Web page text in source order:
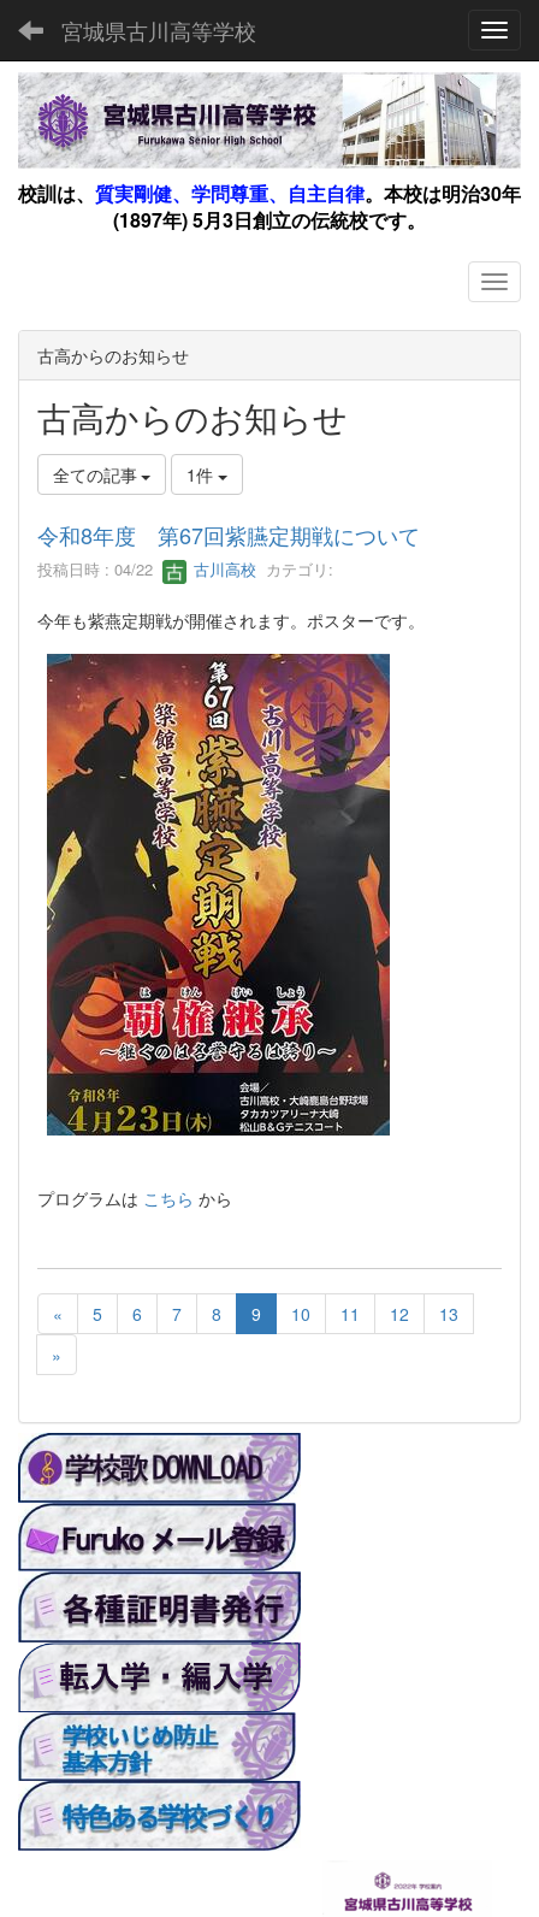
宮城県古川高等学校
校訓は、 質実剛健、学問尊重、自主自律。 本校は明治30年
(1897年) 5月3日創立の伝統校です。
古高からのお知らせ
古高からのお知らせ
全ての記事 1件
令和8年度 第67回紫臙定期戦について
投稿日時 : 04/22 古川高校 カテゴリ:
今年も紫燕定期戦が開催されます。ポスターです。
プログラムは こちら から
« 5 6 7 8 9 10 11 12
13
»